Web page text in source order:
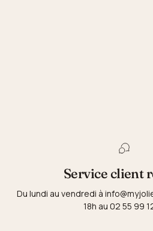
Service client
Du lundi au vendredi à
18h au 02 55 99